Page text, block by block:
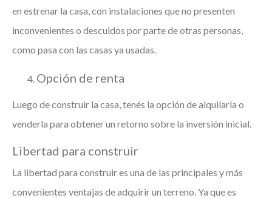
en estrenar la casa, con instalaciones que no presenten
inconvenientes o descuidos por parte de otras personas,
como pasa con las casas ya usadas.
Opción de renta
Luego de construir la casa, tenés la opción de alquilarla o
venderla para obtener un retorno sobre la inversión inicial.
Libertad para construir
La libertad para construir es una de las principales y más
convenientes ventajas de adquirir un terreno. Ya que es